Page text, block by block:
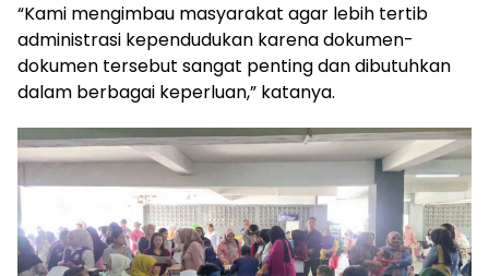
“Kami mengimbau masyarakat agar lebih tertib
administrasi kependudukan karena dokumen-
dokumen tersebut sangat penting dan dibutuhkan
dalam berbagai keperluan,” katanya.